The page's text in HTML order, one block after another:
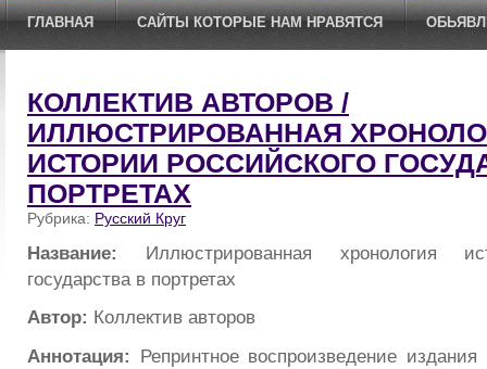
ГЛАВНАЯ САЙТЫ КОТОРЫЕ НАМ НРАВЯТСЯ
КОЛЛЕКТИВ АВТОРОВ /
ИЛЛЮСТРИРОВАННАЯ
ИСТОРИИ РОССИЙСКОГО
ПОРТРЕТАХ
Рубрика: Русский Круг
Название: Иллюстрированная хронология
государства в портретах
Автор: Коллектив авторов
Аннотация: Репринтное воспроизведение